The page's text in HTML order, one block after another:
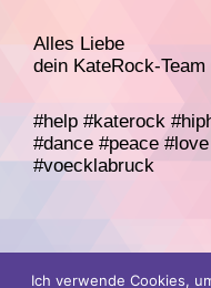
Alles Liebe
dein KateRock-Team
#help #katerock
#dance #peace
#voecklabruck
Ich verwende Cookies,